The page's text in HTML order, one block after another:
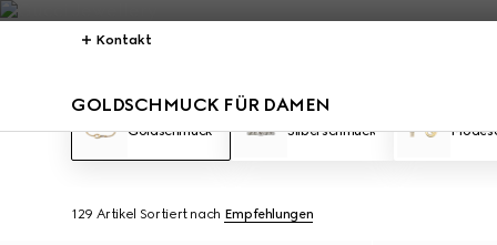
Kontakt
GOLDSCHMUCK FÜR DAMEN
Goldschmuck Silberschmuck
129 Artikel Sortiert nach Empfehlungen